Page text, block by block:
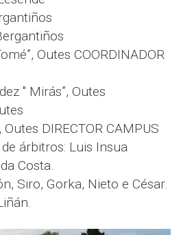
Outes COORDINADOR
" Mirás”, Outes
DIRECTOR CAMPUS
árbitros: Luis Insua
Costa.
Siro, Gorka, Nieto e César.